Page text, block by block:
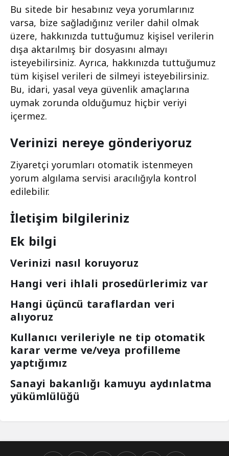
Bu sitede bir hesabınız veya yorumlarınız
varsa, bize sağladığınız veriler dahil olmak
üzere, hakkınızda tuttuğumuz kişisel verilerin
dışa aktarılmış bir dosyasını almayı
isteyebilirsiniz. Ayrıca, hakkınızda tuttuğumuz
tüm kişisel verileri de silmeyi isteyebilirsiniz.
Bu, idari, yasal veya güvenlik amaçlarına
uymak zorunda olduğumuz hiçbir veriyi
içermez.
Verinizi nereye gönderiyoruz
Ziyaretçi yorumları otomatik istenmeyen
yorum algılama servisi aracılığıyla kontrol
edilebilir.
İletişim bilgileriniz
Ek bilgi
Verinizi nasıl koruyoruz
Hangi veri ihlali prosedürlerimiz var
Hangi üçüncü taraflardan veri
alıyoruz
Kullanıcı verileriyle ne tip otomatik
karar verme ve/veya profilleme
yaptığımız
Sanayi bakanlığı kamuyu aydınlatma
yükümlülüğü